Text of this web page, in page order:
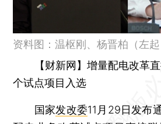
资料图：温枢刚、杨晋柏（左
【财新网】增量配电改革
个试点项目入选
国家发改委11月29日发布